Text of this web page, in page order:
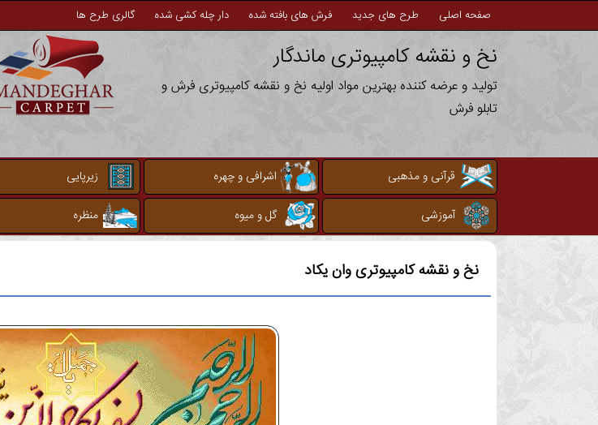
صفحه اصلی طرح های جدید فرش های بافته شده دار چله کشی شده گالری طرح ها
نخ و نقشه کامپیوتری ماندگار
تولید و عرضه کننده بهترین مواد اولیه نخ و نقشه کامپیوتری فرش و
تابلو فرش
قرآنی و مذهبی اشرافی و چهره زیرپایی
آموزشی
گل و میوه منظره
نخ و نقشه کامپیوتریوان یکاد